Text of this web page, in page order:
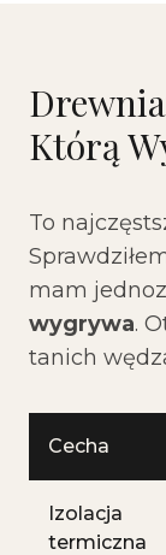
Którą
To
mam
wygrywa.
tanich
Cecha
Izolacja
termiczna